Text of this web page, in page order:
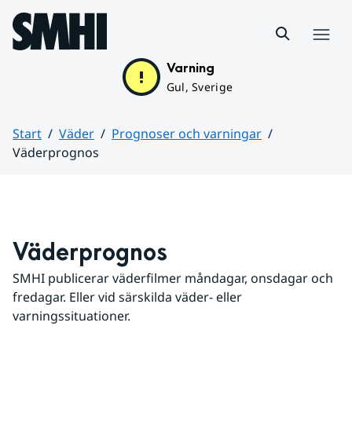
Hoppa till sidans innehåll
Varning
Gul, Sverige
Start Väder
Prognoser och varningar
Väderprognos
Väderprognos
SMHI publicerar väderfilmer måndagar, onsdagar och
fredagar. Eller vid särskilda väder- eller
varningssituationer.